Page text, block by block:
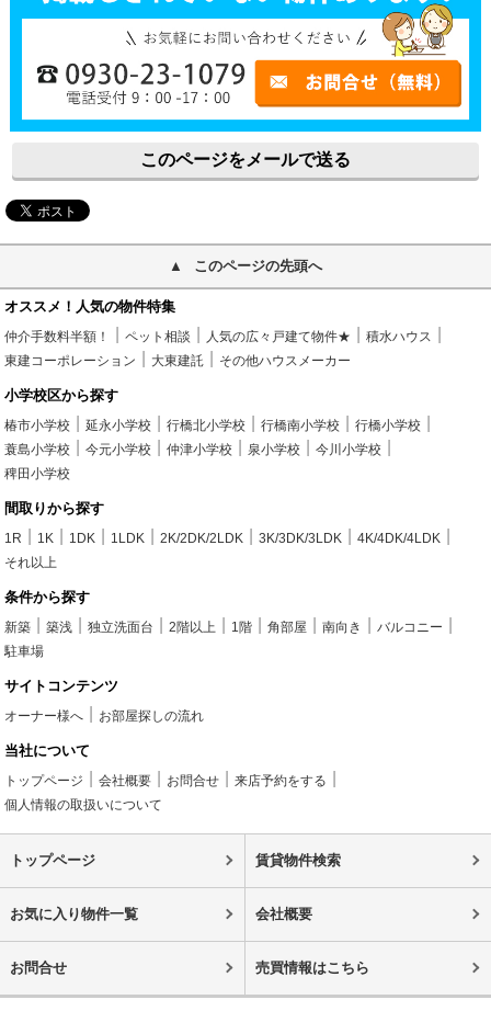
このページをメールで送る
このページの先頭へ
オススメ！人気の物件特集
仲介手数料半額！ ペット相談 人気の広々戸建て物件★
積水ハウス
東建コーポレーション
大東建託 その他ハウスメーカー
小学校区から探す
椿市小学校 延永小学校 行橋北小学校 行橋南小学校
行橋小学校
蓑島小学校
今元小学校 仲津小学校 泉小学校
今川小学校
稗田小学校
間取りから探す
1R 1K 1DK 1LDK 2K/2DK/2LDK 3K/3DK/3LDK
4K/4DK/4LDK
それ以上
条件から探す
新築 築浅 独立洗面台 2階以上 1階 角部屋 南向き
バルコニー
駐車場
サイトコンテンツ
オーナー様へ お部屋探しの流れ
当社について
トップページ 会社概要 お問合せ
来店予約をする
個人情報の取扱いについて
トップページ 賃貸物件検索
お気に入り物件一覧 会社概要
お問合せ 売買情報はこちら